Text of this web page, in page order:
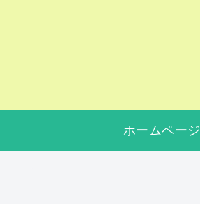
ホームページ